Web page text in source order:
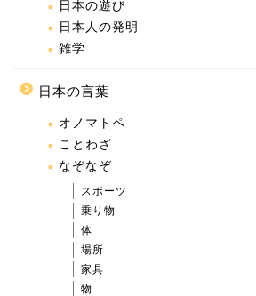
日本の遊び
日本人の発明
雑学
日本の言葉
オノマトペ
ことわざ
なぞなぞ
スポーツ
乗り物
体
場所
家具
物